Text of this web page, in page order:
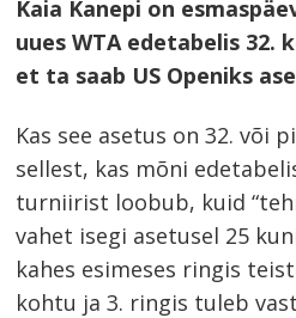
Kaia Kanepi on
uues WTA edetabelis 32.
et ta saab US Openiks
Kas see asetus on 32. või
sellest, kas mõni
turniirist loobub, kuid
vahet isegi asetusel 25
kahes esimeses ringis
kohtu ja 3. ringis tuleb